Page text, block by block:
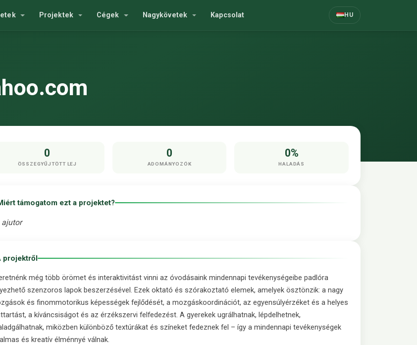
Projektek Cégek Nagykövetek Kapcsolat HU
0
ÖSSZEGYŰJTÖTT LEJ
0
ADOMÁNYOZÓK
0%
HALADÁS
támogatom ezt a projektet?
ajutor
projektről
még több örömet és interaktivitást vinni az óvodásaink mindennapi tevékenységeibe padlóra
szenzoros lapok beszerzésével. Ezek oktató és szórakoztató elemek, amelyek ösztönzik: a nagy
és finommotorikus képességek fejlődését, a mozgáskoordinációt, az egyensúlyérzéket és a helyes
a kíváncsiságot és az érzékszervi felfedezést. A gyerekek ugrálhatnak, lépdelhetnek,
miközben különböző textúrákat és színeket fedeznek fel – így a mindennapi tevékenységek
és kreatív élménnyé válnak.